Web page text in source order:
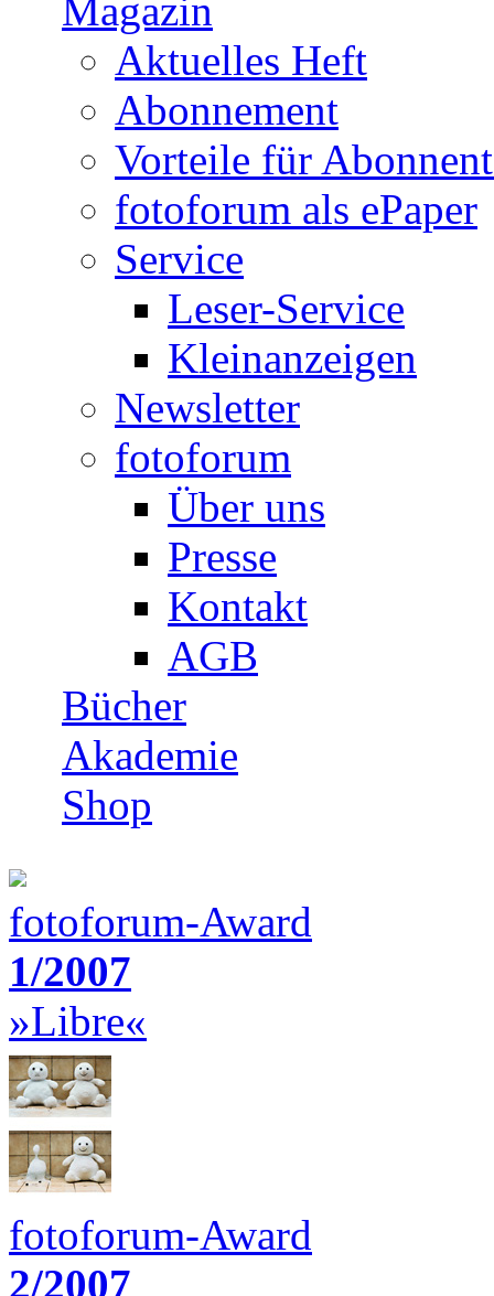
Magazin
Aktuelles Heft
Abonnement
Vorteile für
fotoforum als ePaper
Service
Leser-Service
Kleinanzeigen
Newsletter
fotoforum
Über uns
Presse
Kontakt
AGB
Bücher
Akademie
Shop
fotoforum-Award
1/2007
»Libre«
fotoforum-Award
2/2007